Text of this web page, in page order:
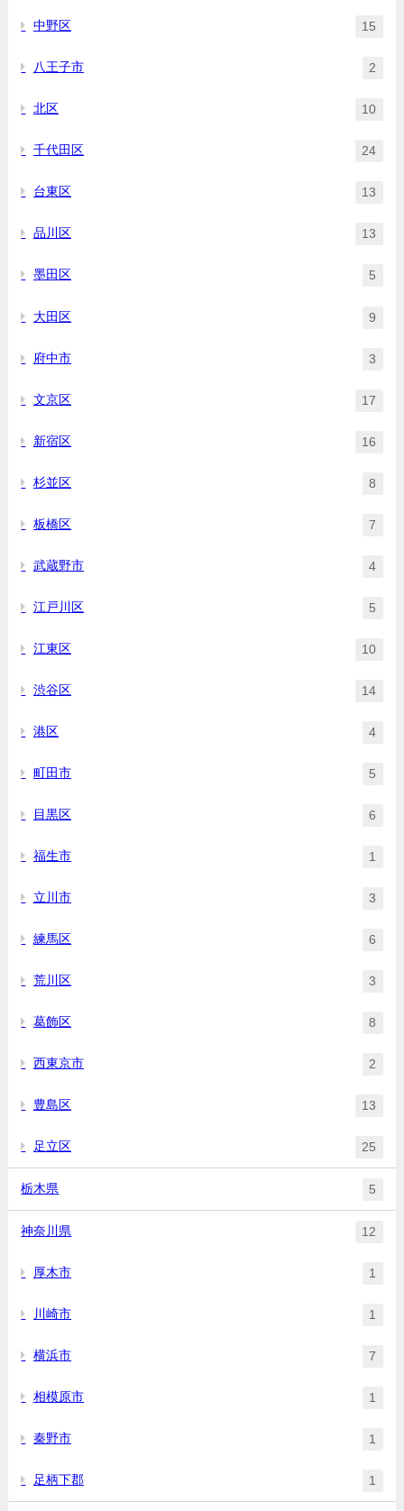
中野区 15
八王子市 2
北区 10
千代田区 24
台東区 13
品川区 13
墨田区 5
大田区 9
府中市 3
文京区 17
新宿区 16
杉並区 8
板橋区 7
武蔵野市 4
江戸川区 5
江東区 10
渋谷区 14
港区 4
町田市 5
目黒区 6
福生市 1
立川市 3
練馬区 6
荒川区 3
葛飾区 8
西東京市 2
豊島区 13
足立区 25
栃木県 5
神奈川県 12
厚木市 1
川崎市 1
横浜市 7
相模原市 1
秦野市 1
足柄下郡 1